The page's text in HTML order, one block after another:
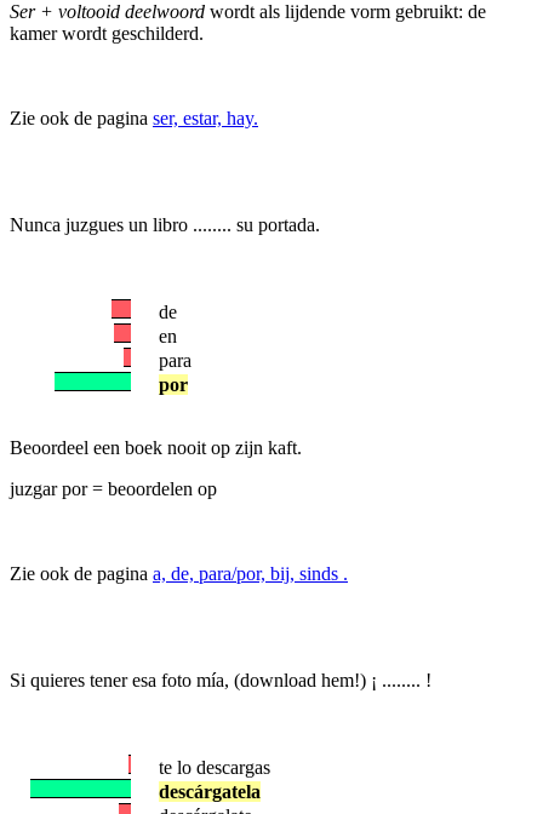
Ser + voltooid deelwoord wordt als lijdende vorm gebruikt: de
kamer wordt geschilderd.
Zie ook de pagina ser, estar, hay.
Nunca juzgues un libro ........ su portada.
de
en
para
por
Beoordeel een boek nooit op zijn kaft.
juzgar por = beoordelen op
Zie ook de pagina a, de, para/por, bij, sinds .
Si quieres tener esa foto mía, (download hem!) ¡ ........ !
te lo descargas
descárgatela